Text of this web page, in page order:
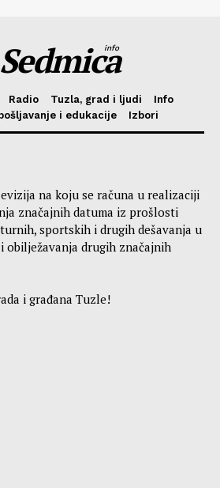
Sedmica
info
Radio Tuzla, grad i ljudi
Info
i edukacije Izbori
na koju se računa u realizaciji
značajnih datuma iz prošlosti
sportskih i drugih dešavanja u
obilježavanja drugih značajnih
i građana Tuzle!